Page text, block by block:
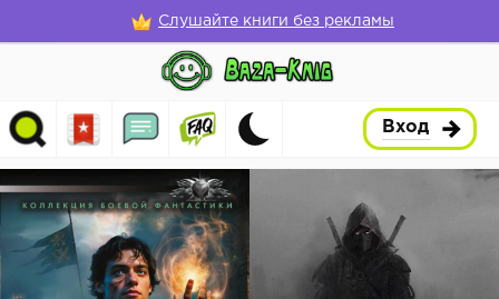
Слушайте книги без рекламы
Вход